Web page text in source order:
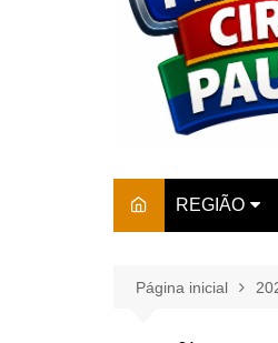
REGIÃO
Página inicial